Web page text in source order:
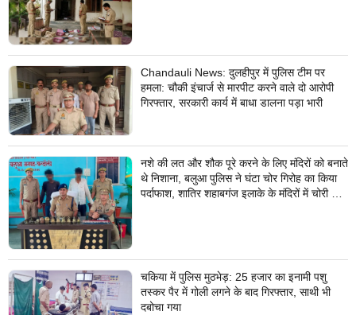
Chandauli News: दुलहीपुर में पुलिस टीम पर
हमला: चौकी इंचार्ज से मारपीट करने वाले दो आरोपी
गिरफ्तार, सरकारी कार्य में बाधा डालना पड़ा भारी
नशे की लत और शौक पूरे करने के लिए मंदिरों को बनाते
थे निशाना, बलुआ पुलिस ने घंटा चोर गिरोह का किया
पर्दाफाश, शातिर शहाबगंज इलाके के मंदिरों में चोरी की
चकिया में पुलिस मुठभेड़: 25 हजार का इनामी पशु
तस्कर पैर में गोली लगने के बाद गिरफ्तार, साथी भी
दबोचा गया